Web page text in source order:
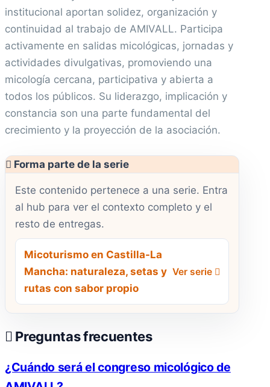
institucional aportan solidez, organización y
continuidad al trabajo de AMIVALL. Participa
activamente en salidas micológicas, jornadas y
actividades divulgativas, promoviendo una
micología cercana, participativa y abierta a
todos los públicos. Su liderazgo, implicación y
constancia son una parte fundamental del
crecimiento y la proyección de la asociación.
Forma parte de la serie
Este contenido pertenece a una serie. Entra
al hub para ver el contexto completo y el
resto de entregas.
Micoturismo en Castilla-La
Mancha: naturaleza, setas y
rutas con sabor propio
Ver serie
Preguntas frecuentes
¿Cuándo será el congreso micológico de